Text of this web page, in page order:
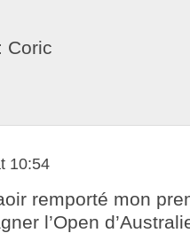
Coric
10:54
remporté mon
l’Open